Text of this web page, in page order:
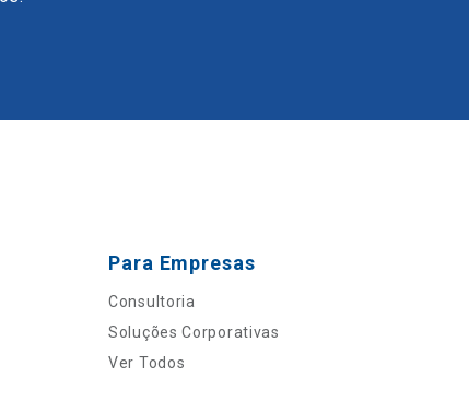
Para Empresas
Consultoria
Soluções Corporativas
Ver Todos